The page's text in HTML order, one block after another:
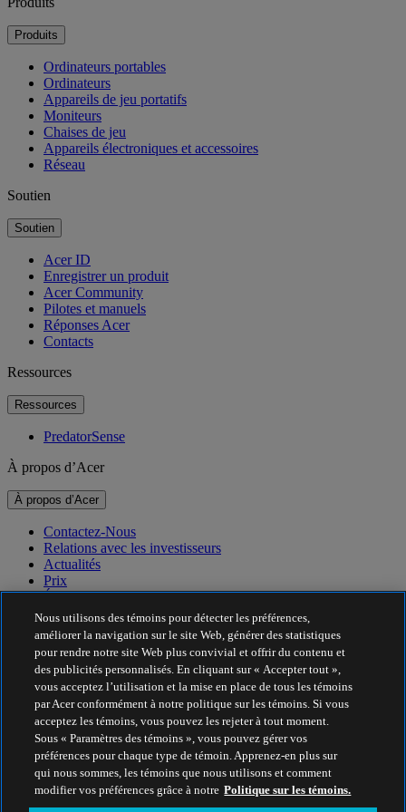
Produits
Ordinateurs portables
Ordinateurs
Appareils de jeu portatifs
Moniteurs
Chaises de jeu
Appareils électroniques et accessoires
Réseau
Soutien
Soutien
Acer ID
Enregistrer un produit
Acer Community
Pilotes et manuels
Réponses Acer
Contacts
Ressources
Ressources
PredatorSense
À propos d’Acer
À propos d’Acer
Contactez-Nous
Relations avec les investisseurs
Actualités
Prix
Événements
Durabilité
Durabilité
Responsabilité sociale de l’entreprise
Empreinte carbone des produits
Project Humanity
Earthion
Politique de confidentialité
Politique sur les témoins
Avis juridique
Nous utilisons des témoins pour détecter les préférences,
améliorer la navigation sur le site Web, générer des statistiques
pour rendre notre site Web plus convivial et offrir du contenu et
des publicités personnalisés. En cliquant sur « Accepter tout »,
vous acceptez l’utilisation et la mise en place de tous les témoins
par Acer conformément à notre politique sur les témoins. Si vous
acceptez les témoins, vous pouvez les rejeter à tout moment.
Sous « Paramètres des témoins », vous pouvez gérer vos
préférences pour chaque type de témoin. Apprenez-en plus sur
qui nous sommes, les témoins que nous utilisons et comment
modifier vos préférences grâce à notre Politique sur les témoins.